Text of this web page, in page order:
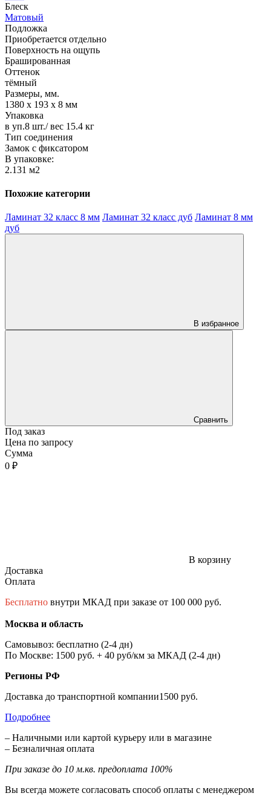
Блеск
Матовый
Подложка
Приобретается отдельно
Поверхность на ощупь
Брашированная
Оттенок
тёмный
Размеры, мм.
1380 х 193 х 8 мм
Упаковка
в уп.8 шт./ вес 15.4 кг
Тип соединения
Замок с фиксатором
В упаковке:
2.131 м2
Похожие категории
Ламинат 32 класс 8 мм Ламинат 32 класс дуб Ламинат 8 мм
дуб
В избранное
Сравнить
Под заказ
Цена по запросу
Сумма
0 ₽
В корзину
Доставка
Оплата
Бесплатно внутри МКАД при заказе от 100 000 руб.
Москва и область
Самовывоз: бесплатно (2-4 дн)
По Москве: 1500 руб. + 40 руб/км за МКАД (2-4 дн)
Регионы РФ
Доставка до транспортной компании1500 руб.
Подробнее
– Наличными или картой курьеру или в магазине
– Безналичная оплата
При заказе до 10 м.кв. предоплата 100%
Вы всегда можете согласовать способ оплаты с менеджером